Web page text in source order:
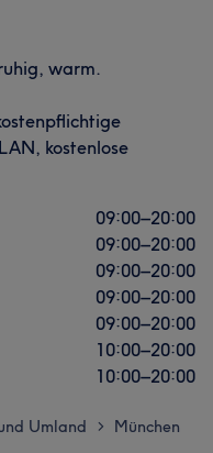
warm.
kostenlose
09:00–20:00
09:00–20:00
09:00–20:00
09:00–20:00
09:00–20:00
10:00–20:00
10:00–20:00
Umland > München